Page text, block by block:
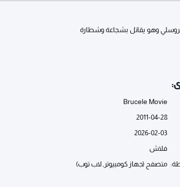
وهو يقاتل بشجاعة وشطارة
Brucele Movie
2011-04-28
2026-02-03
فلاش
متصفح (جهاز كومبيوتر, لاب توب)